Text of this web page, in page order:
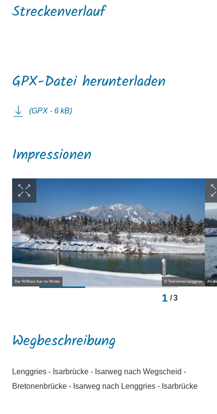
Streckenverlauf
GPX-Datei herunterladen
(GPX - 6 kB)
Impressionen
© Tourismus Lenggries
Der Wilfluss Isar im Winter An
1 /3
Wegbeschreibung
Lenggries - Isarbrücke - Isarweg nach Wegscheid -
Bretonenbrücke - Isarweg nach Lenggries - Isarbrücke